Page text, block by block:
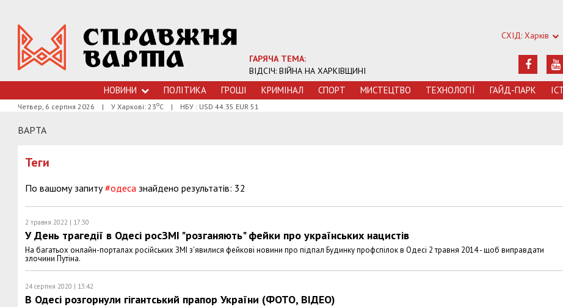
ГАРЯЧА ТЕМА:
ВІДСІЧ: ВІЙНА НА ХАРКІВЩИНІ
СХІД: Харків
НОВИНИ ПОЛІТИКА ГРОШI КРИМIНАЛ СПОРТ МИСТЕЦТВО ТЕХНОЛОГIЇ ГАЙД-ПАРК
Четвер, 6 серпня 2026 | У Харкові: 23оС | НБУ : USD 44.35 EUR 51
ВАРТА
Теги
По вашому запиту#одеса знайдено результатів: 32
2 травня 2022 | 17:30
У День трагедії в Одесі росЗМІ "розганяють" фейки про українських нацистів
На багатьох онлайн-порталах російських ЗМІ з'явилися фейкові новини про підпал Будинку профспілок в Одесі 2 травня 2014 - щоб виправдати
злочини Путіна.
24 серпня 2020 | 13:42
В Одесі розгорнули гігантський прапор України (ФОТО, ВІДЕО)